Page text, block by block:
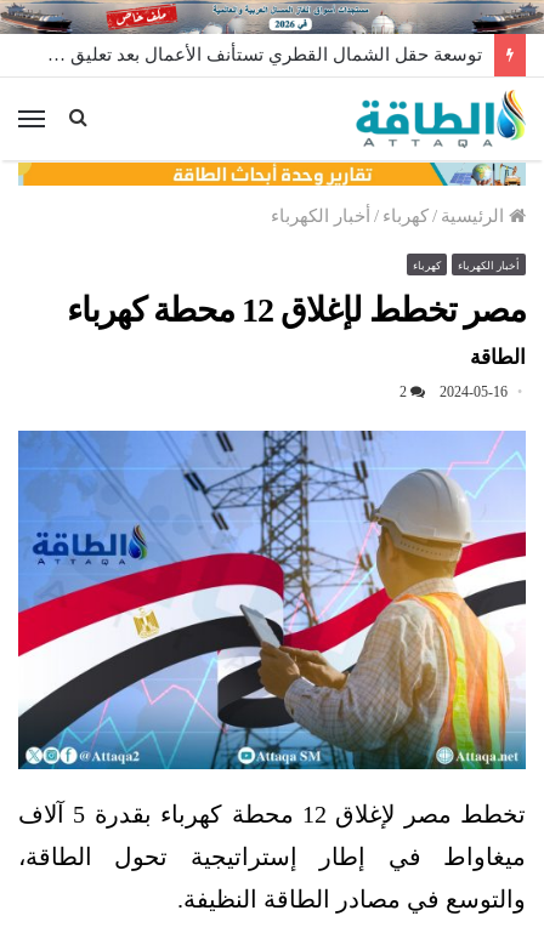
توسعة حقل الشمال القطري تستأنف الأعمال بعد تعليق مؤقت
الرئيسية /كهرباء / أخبار الكهرباء
أخبار الكهرباء كهرباء
مصر تخطط لإغلاق 12 محطة كهرباء
الطاقة
2024-05-16
2
تخطط مصر لإغلاق 12 محطة كهرباء بقدرة 5 آلاف
ميغاواط في إطار إستراتيجية تحول الطاقة،
والتوسع في مصادر الطاقة النظيفة.